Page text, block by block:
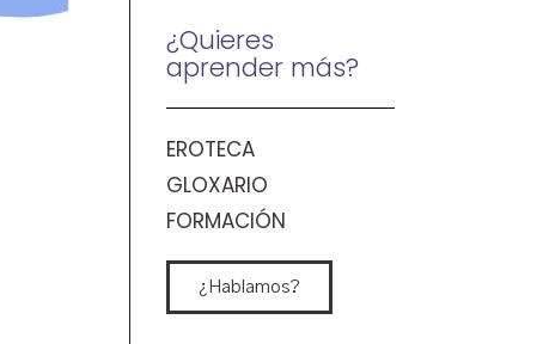
¿Quieres
aprender más?
EROTECA
GLOXARIO
FORMACIÓN
¿Hablamos?